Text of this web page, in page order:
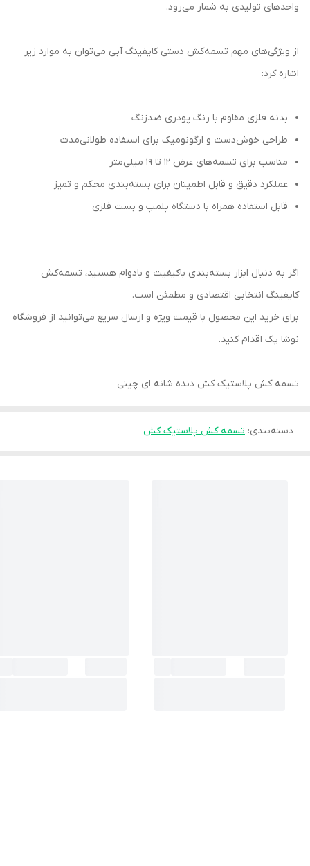
واحدهای تولیدی به شمار می‌رود.
از ویژگی‌های مهم تسمه‌کش دستی کایفینگ آبی می‌توان به موارد زیر
اشاره کرد:
بدنه فلزی مقاوم با رنگ پودری ضدزنگ
طراحی خوش‌دست و ارگونومیک برای استفاده طولانی‌مدت
مناسب برای تسمه‌های عرض ۱۲ تا ۱۹ میلی‌متر
عملکرد دقیق و قابل اطمینان برای بسته‌بندی محکم و تمیز
قابل استفاده همراه با دستگاه پلمپ و بست فلزی
اگر به دنبال ابزار بسته‌بندی باکیفیت و بادوام هستید، تسمه‌کش
کایفینگ انتخابی اقتصادی و مطمئن است.
برای خرید این محصول با قیمت ویژه و ارسال سریع می‌توانید از فروشگاه
نوشا پک اقدام کنید.
تسمه کش پلاستیک کش دنده شانه ای چینی
دسته‌بندی: تسمه کش پلاستیک کش